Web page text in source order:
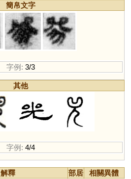
簡帛文字
字例: 3/3
其他
字例: 4/4
解釋 部居
相關異體